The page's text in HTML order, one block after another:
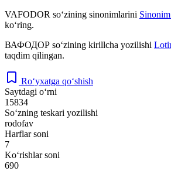
VAFODOR so‘zining sinonimlarini
ko‘ring.
ВАФОДОР so‘zining kirillcha yozilishi
taqdim qilingan.
Ro‘yxatga qo‘shish
Saytdagi o‘rni
15834
So‘zning teskari yozilishi
rodofav
Harflar soni
7
Ko‘rishlar soni
690